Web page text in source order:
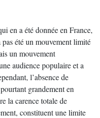
en a été donnée en France,
été un mouvement limité
un mouvement
audience populaire et a
l’absence de
grandement en
la carence totale de
constituent une limite